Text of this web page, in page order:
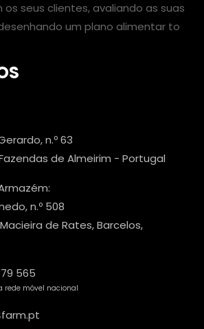
seus clientes, avaliando as suas
um plano alimentar to
n.º 63
de Almeirim - Portugal
n.º 508
de Rates, Barcelos,
565
rede móvel nacional